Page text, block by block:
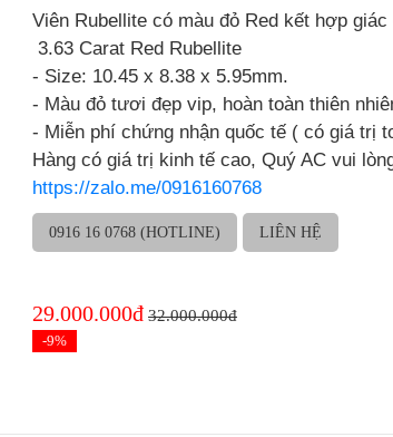
Viên Rubellite có màu đỏ Red kết hợp
3.63 Carat Red Rubellite
- Size: 10.45 x 8.38 x 5.95mm.
- Màu đỏ tươi đẹp vip, hoàn toàn thiên
- Miễn phí chứng nhận quốc tế ( có giá trị
Hàng có giá trị kinh tế cao, Quý AC vui
https://zalo.me/0916160768
0916 16 0768 (HOTLINE) LIÊN HỆ
29.000.000đ 32.000.000đ
-9%